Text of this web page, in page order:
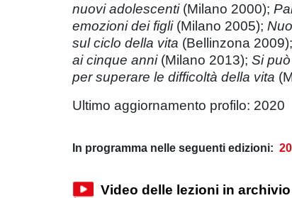
nuovi adolescenti(Milano 2000);
emozioni dei figli(Milano 2005);
sul ciclo della vita (Bellinzona 2009);
ai cinque anni (Milano 2013); Si
per superare le difficoltà della vita
Ultimo aggiornamento profilo: 2020
In programma nelle seguenti edizioni:
Video delle lezioni in archivio